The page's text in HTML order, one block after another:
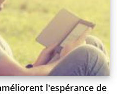
l'espérance de